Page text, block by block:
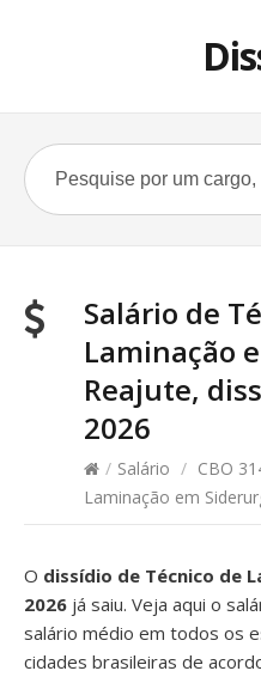
Salário de
Laminação
Reajute,
2026
/ Salário / CBO
Laminação em
O dissídio de Técnico de
2026 já saiu. Veja aqui o
salário médio em todos os
cidades brasileiras de